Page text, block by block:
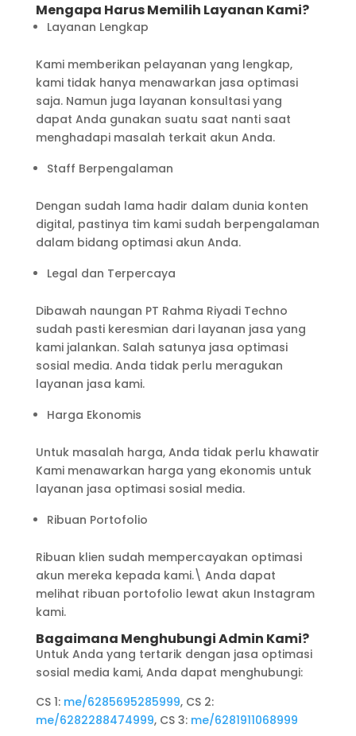
Mengapa Harus Memilih Layanan Kami?
Layanan Lengkap
Kami memberikan pelayanan yang lengkap,
kami tidak hanya menawarkan jasa optimasi
saja. Namun juga layanan konsultasi yang
dapat Anda gunakan suatu saat nanti saat
menghadapi masalah terkait akun Anda.
Staff Berpengalaman
Dengan sudah lama hadir dalam dunia konten
digital, pastinya tim kami sudah berpengalaman
dalam bidang optimasi akun Anda.
Legal dan Terpercaya
Dibawah naungan PT Rahma Riyadi Techno
sudah pasti keresmian dari layanan jasa yang
kami jalankan. Salah satunya jasa optimasi
sosial media. Anda tidak perlu meragukan
layanan jasa kami.
Harga Ekonomis
Untuk masalah harga, Anda tidak perlu khawatir
Kami menawarkan harga yang ekonomis untuk
layanan jasa optimasi sosial media.
Ribuan Portofolio
Ribuan klien sudah mempercayakan optimasi
akun mereka kepada kami.\ Anda dapat
melihat ribuan portofolio lewat akun Instagram
kami.
Bagaimana Menghubungi Admin Kami?
Untuk Anda yang tertarik dengan jasa optimasi
sosial media kami, Anda dapat menghubungi:
CS 1: me/6285695285999, CS 2:
me/6282288474999, CS 3: me/6281911068999